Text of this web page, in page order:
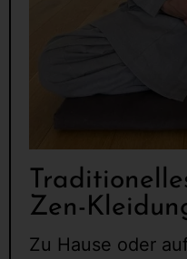
Zen-
Zu Hause oder